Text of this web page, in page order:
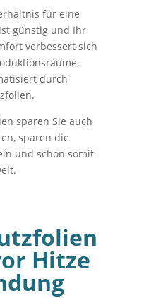
für eine
günstig und Ihr
verbessert sich
durch
sparen Sie auch
sparen die
und schon somit
Hitze